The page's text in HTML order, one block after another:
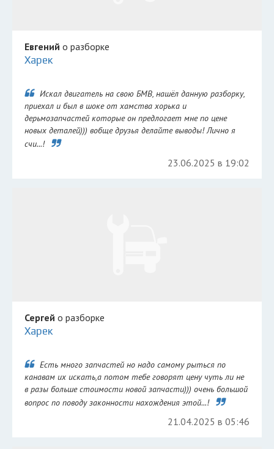
Евгений о разборке
Харек
Искал двигатель на свою БМВ, нашёл данную разборку,
приехал и был в шоке от хамства хорька и
дерьмозапчастей которые он предлогает мне по цене
новых деталей))) вобще друзья делайте выводы! Лично я
счи...!
23.06.2025 в 19:02
Сергей о разборке
Харек
Есть много запчастей но надо самому рыться по
канавам их искать,а потом тебе говорят цену чуть ли не
в разы больше стоимости новой запчасти))) очень большой
вопрос по поводу законности нахождения этой...!
21.04.2025 в 05:46